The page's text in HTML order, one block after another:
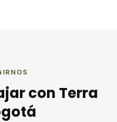
con Terra